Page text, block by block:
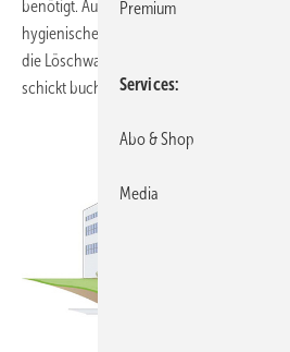
benötigt. Auf der anderen Seite dürfen die
hygienischen Gründen nicht so groß
die Löschwasserlieferung sein müssten.
schickt buchstäblich der Himmel.
Premium
Services
Abo & Shop
Media